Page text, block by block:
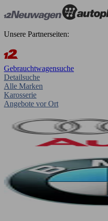
Unsere Partnerseiten:
Gebrauchtwagensuche
Detailsuche
Alle Marken
Karosserie
Angebote vor Ort